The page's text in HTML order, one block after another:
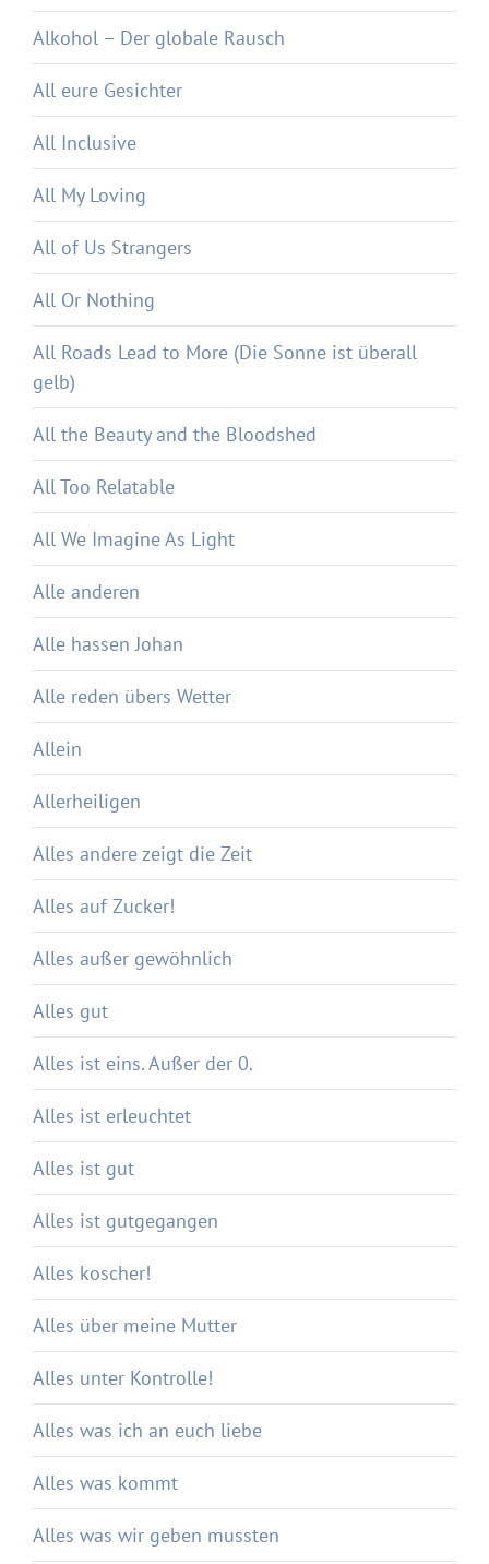
Alkohol – Der globale Rausch
All eure Gesichter
All Inclusive
All My Loving
All of Us Strangers
All Or Nothing
All Roads Lead to More (Die Sonne ist überall
gelb)
All the Beauty and the Bloodshed
All Too Relatable
All We Imagine As Light
Alle anderen
Alle hassen Johan
Alle reden übers Wetter
Allein
Allerheiligen
Alles andere zeigt die Zeit
Alles auf Zucker!
Alles außer gewöhnlich
Alles gut
Alles ist eins. Außer der 0.
Alles ist erleuchtet
Alles ist gut
Alles ist gutgegangen
Alles koscher!
Alles über meine Mutter
Alles unter Kontrolle!
Alles was ich an euch liebe
Alles was kommt
Alles was wir geben mussten